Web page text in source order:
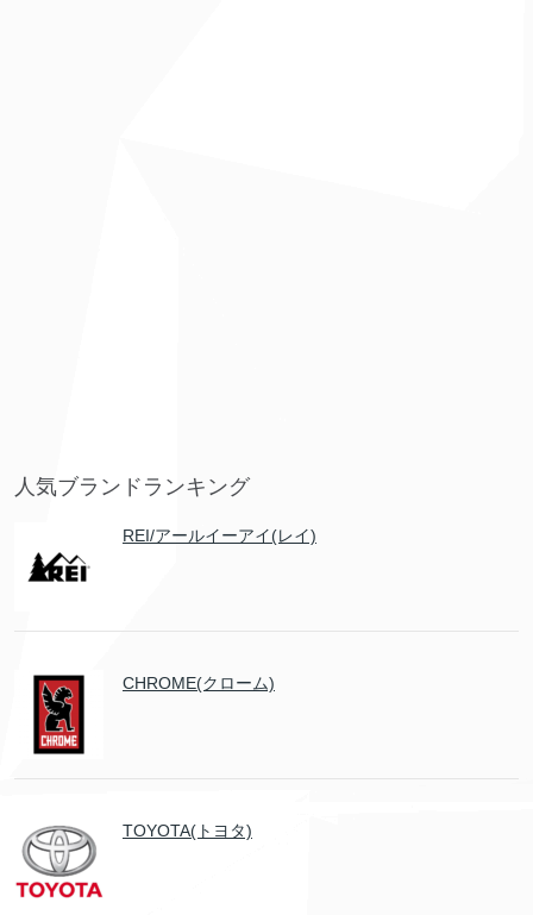
人気ブランドランキング
REI/アールイーアイ(レイ)
CHROME(クローム)
TOYOTA(トヨタ)